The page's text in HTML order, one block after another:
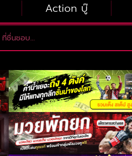
Action บู๊